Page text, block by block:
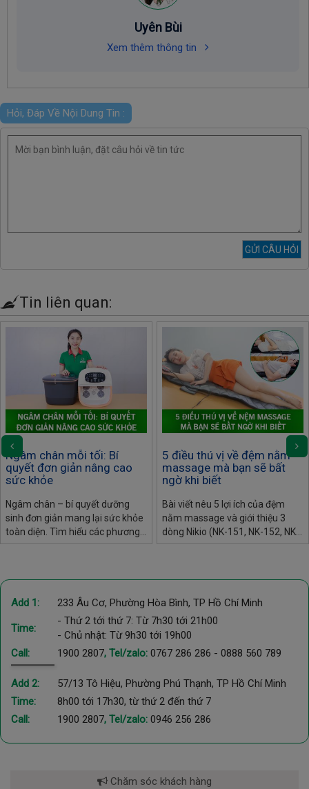
Uyên Bùi
Xem thêm thông tin
Hỏi, Đáp Về Nội Dung Tin :
Tin liên quan:
Ngâm chân mỗi tối: Bí
quyết đơn giản nâng cao
sức khỏe
Ngâm chân – bí quyết dưỡng
sinh đơn giản mang lại sức khỏe
toàn diện. Tìm hiểu các phương
pháp ngâm chân tại nhà và lựa
5 điều thú vị về đệm nằm
massage mà bạn sẽ bất
ngờ khi biết
Bài viết nêu 5 lợi ích của đệm
nằm massage và giới thiệu 3
dòng Nikio (NK-151, NK-152, NK-
153) giúp thư giãn, giảm đau
Add 1: 233 Âu Cơ, Phường Hòa Bình, TP Hồ Chí Minh
Time:
- Thứ 2 tới thứ 7: Từ 7h30 tới 21h00
- Chủ nhật: Từ 9h30 tới 19h00
Call:
1900 2807, Tel/zalo: 0767 286 286 - 0888 560 789
Add 2:
57/13 Tô Hiệu, Phường Phú Thạnh, TP Hồ Chí Minh
Time:
8h00 tới 17h30, từ thứ 2 đến thứ 7
Call:
1900 2807, Tel/zalo: 0946 256 286
Chăm sóc khách hàng